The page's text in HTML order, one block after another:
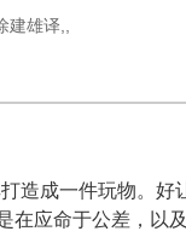
建雄译,,
造成一件玩物。
在应命于公差，